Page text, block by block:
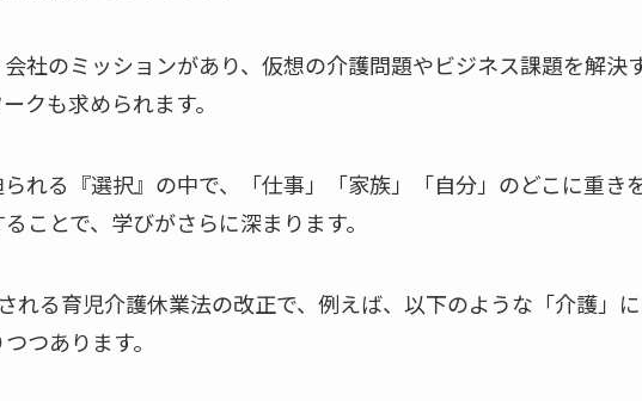
社のミッションがあり、仮想の介護問題やビジネス課題を解決
クも求められます。
れる『選択』の中で、「仕事」「家族」「自分」のどこに重
ことで、学びがさらに深まります。
れる育児介護休業法の改正で、例えば、以下のような「介護」
つあります。